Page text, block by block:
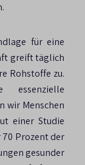
für eine
greift täglich
Rohstoffe zu.
wir Menschen
einer Studie
Prozent der
gesunder